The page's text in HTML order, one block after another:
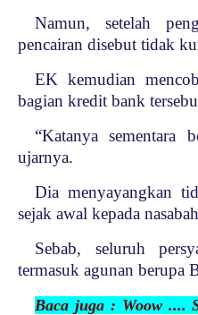
Namun, setelah
pencairan disebut tidak
EK kemudian
bagian kredit bank
“Katanya sementara
ujarnya.
Dia menyayangkan
sejak awal kepada
Sebab, seluruh
termasuk agunan berupa
Baca juga : Woow ....